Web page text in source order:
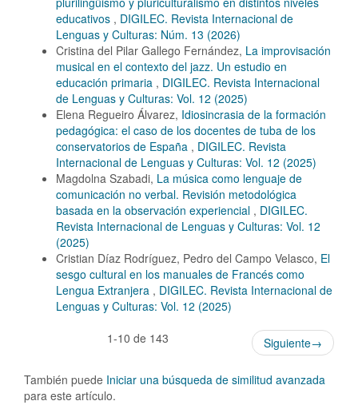
educativos , DIGILEC. Revista Internacional de
Lenguas y Culturas: Núm. 13 (2026)
Cristina del Pilar Gallego Fernández, La improvisación
musical en el contexto del jazz. Un estudio en
educación primaria , DIGILEC. Revista Internacional
de Lenguas y Culturas: Vol. 12 (2025)
Elena Regueiro Álvarez, Idiosincrasia de la formación
pedagógica: el caso de los docentes de tuba de los
conservatorios de España , DIGILEC. Revista
Internacional de Lenguas y Culturas: Vol. 12 (2025)
Magdolna Szabadi, La música como lenguaje de
comunicación no verbal. Revisión metodológica
basada en la observación experiencial , DIGILEC.
Revista Internacional de Lenguas y Culturas: Vol. 12
(2025)
Cristian Díaz Rodríguez, Pedro del Campo Velasco, El
sesgo cultural en los manuales de Francés como
Lengua Extranjera , DIGILEC. Revista Internacional de
Lenguas y Culturas: Vol. 12 (2025)
1-10 de 143
Siguiente→
También puede Iniciar una búsqueda de similitud avanzada
para este artículo.